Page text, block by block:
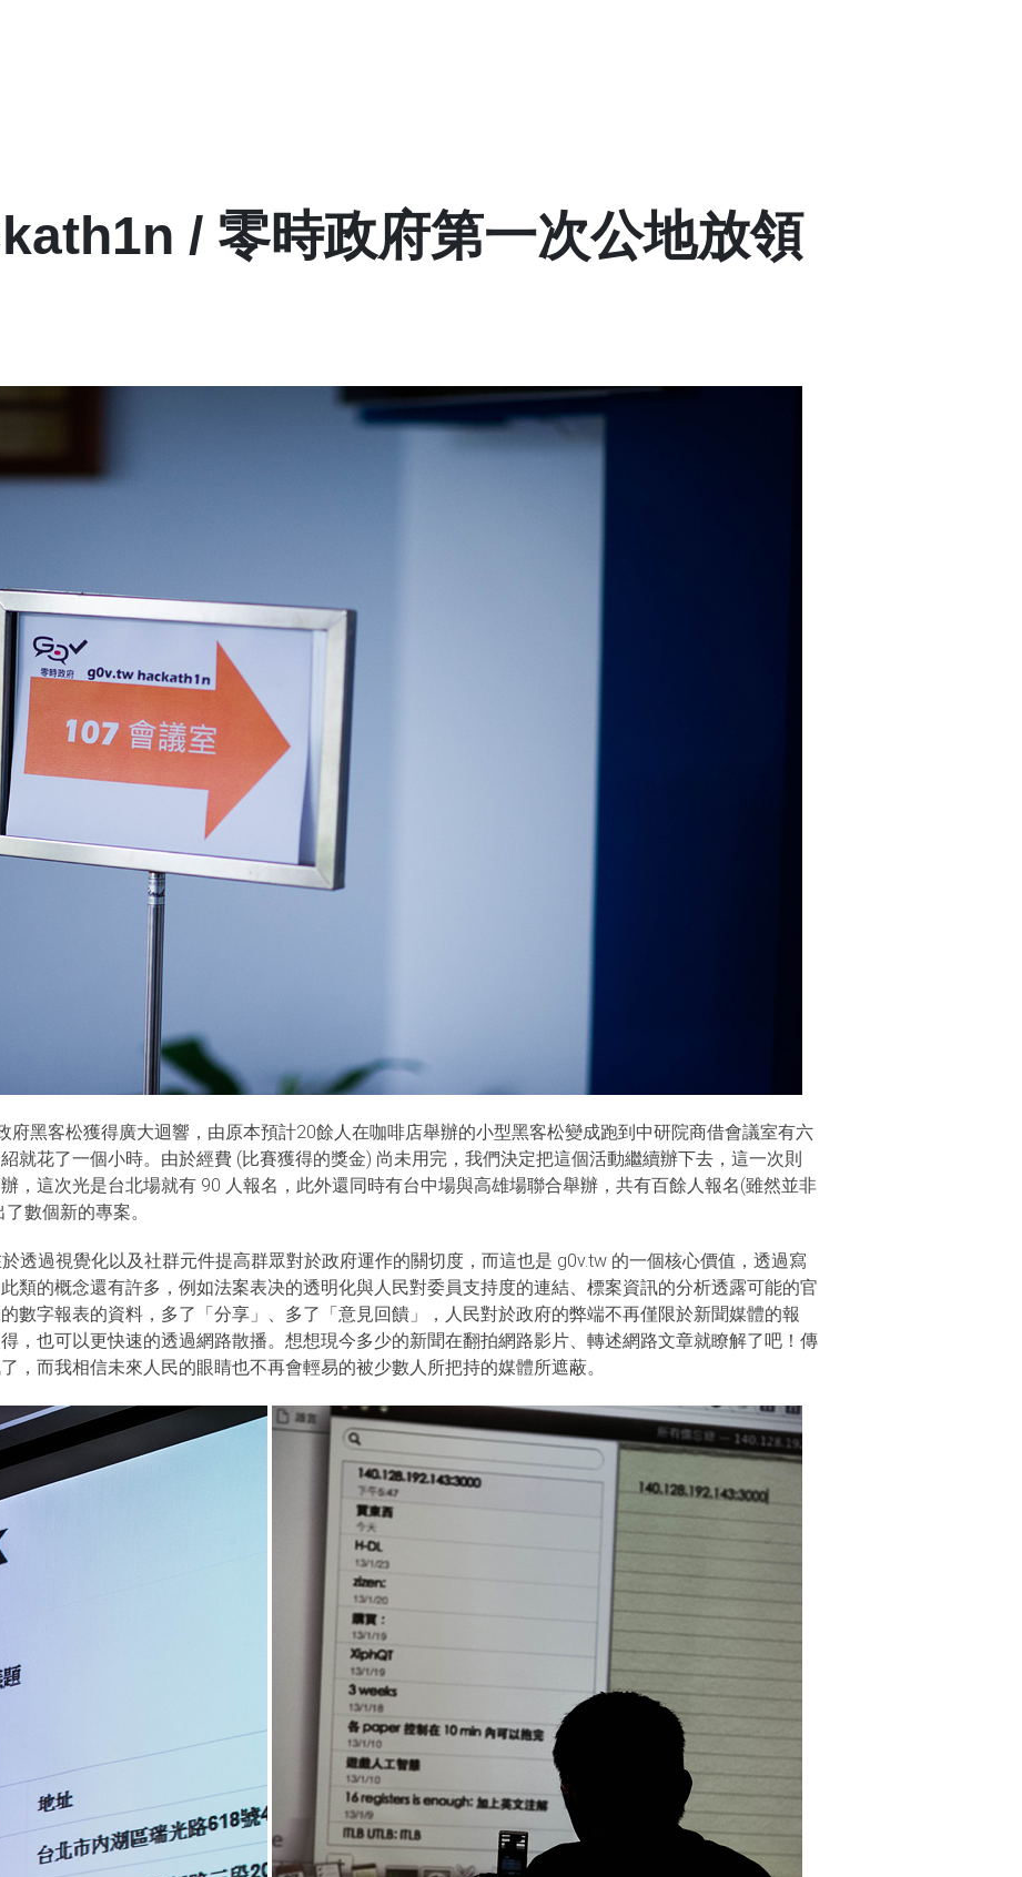
/ 零時政府第一次公地放領
府黑客松獲得廣大迴響，由原本預計20餘人在咖啡店舉辦的小型黑客松變成跑到中研院商借會議室有六
就花了一個小時。由於經費 (比賽獲得的獎金) 尚未用完，我們決定把這個活動繼續辦下去，這一次則
，這次光是台北場就有 90 人報名，此外還同時有台中場與高雄場聯合舉辦，共有百餘人報名(雖然並非
數個新的專案。
透過視覺化以及社群元件提高群眾對於政府運作的關切度，而這也是 g0v.tw 的一個核心價值，透過寫
類的概念還有許多，例如法案表决的透明化與人民對委員支持度的連結、標案資訊的分析透露可能的官
數字報表的資料，多了「分享」、多了「意見回饋」，人民對於政府的弊端不再僅限於新聞媒體的報
，也可以更快速的透過網路散播。想想現今多少的新聞在翻拍網路影片、轉述網路文章就瞭解了吧！傳
，而我相信未來人民的眼睛也不再會輕易的被少數人所把持的媒體所遮蔽。